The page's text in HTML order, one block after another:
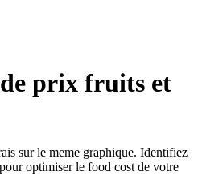
prix fruits et
sur le meme graphique. Identifiez
optimiser le food cost de votre